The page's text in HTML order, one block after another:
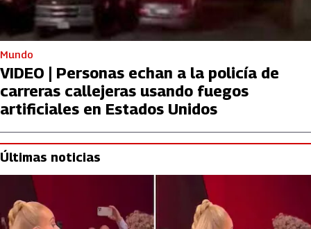
Mundo
VIDEO | Personas echan a la policía de
carreras callejeras usando fuegos
artificiales en Estados Unidos
Últimas noticias